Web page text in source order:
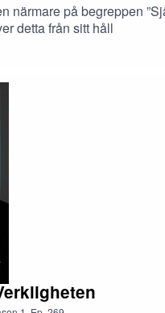
närmare på begreppen
detta från sitt håll